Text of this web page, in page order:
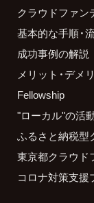
クラウドファン
基本的な手順・
成功事例の解説
メリット・デメ
Fellowship
"ローカル"の活
ふるさと納税型
東京都クラウド
コロナ対策支援